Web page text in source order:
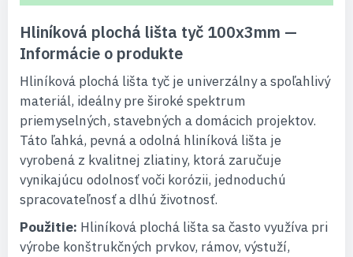
Hliníková plochá lišta tyč 100x3mm —
Informácie o produkte
Hliníková plochá lišta tyč je univerzálny a spoľahlivý
materiál, ideálny pre široké spektrum
priemyselných, stavebných a domácich projektov.
Táto ľahká, pevná a odolná hliníková lišta je
vyrobená z kvalitnej zliatiny, ktorá zaručuje
vynikajúcu odolnosť voči korózii, jednoduchú
spracovateľnosť a dlhú životnosť.
Použitie: Hliníková plochá lišta sa často využíva pri
výrobe konštrukčných prvkov, rámov, výstuží,